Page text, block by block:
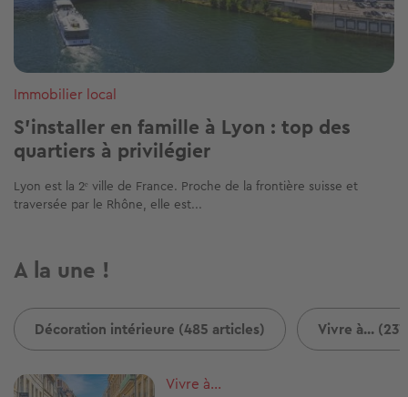
Immobilier local
S'installer en famille à Lyon : top des
quartiers à privilégier
Lyon est la 2ᵉ ville de France. Proche de la frontière suisse et
traversée par le Rhône, elle est...
A la une !
Décoration intérieure (485 articles) Vivre à...
Image
Vivre à...